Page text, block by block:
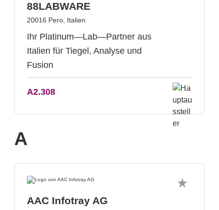
88LABWARE
20016 Pero, Italien
Ihr Platinum—Lab—Partner aus
Italien für Tiegel, Analyse und
Fusion
A2.308
A
AAC Infotray AG